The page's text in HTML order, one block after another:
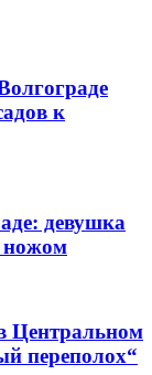
к
девушка
ножом
Центральном
переполох“